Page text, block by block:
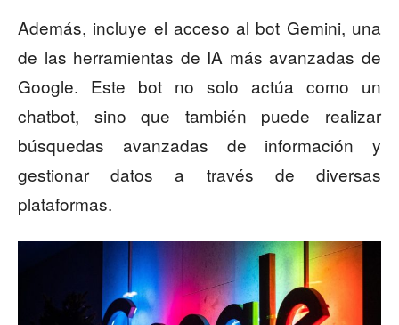
Además, incluye el acceso al bot Gemini, una
de las herramientas de IA más avanzadas de
Google. Este bot no solo actúa como un
chatbot, sino que también puede realizar
búsquedas avanzadas de información y
gestionar datos a través de diversas
plataformas.